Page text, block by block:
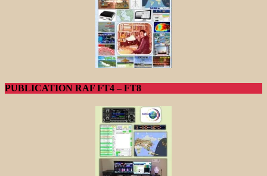
PUBLICATION RAF FT4 – FT8